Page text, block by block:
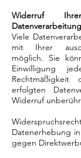
Widerruf
Datenverarbeitung
Viele
mit Ihrer
möglich. Sie
Einwilligung
erfolgten
Widerruf
Datenerhebung
gegen